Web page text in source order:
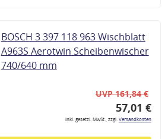
BOSCH 3 397 118 963 Wischblatt
A963S Aerotwin Scheibenwischer
740/640 mm
UVP 161,84 €
57,01 €
inkl. gesetzl. MwSt., zzgl.Versandkosten